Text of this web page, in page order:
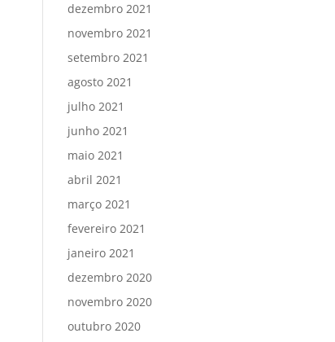
dezembro 2021
novembro 2021
setembro 2021
agosto 2021
julho 2021
junho 2021
maio 2021
abril 2021
março 2021
fevereiro 2021
janeiro 2021
dezembro 2020
novembro 2020
outubro 2020